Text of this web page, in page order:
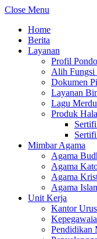
Close Menu
Home
Berita
Layanan
Profil
Alih Fungsi
Dokumen
Layanan
Lagu Merdu
Produk
Mimbar Agama
Agama
Agama
Agama
Agama
Unit Kerja
Kantor
Pendidikan